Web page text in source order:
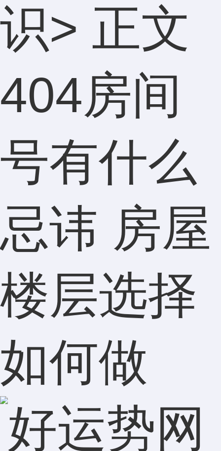
识> 正文
404房间
号有什么
忌讳 房屋
楼层选择
如何做